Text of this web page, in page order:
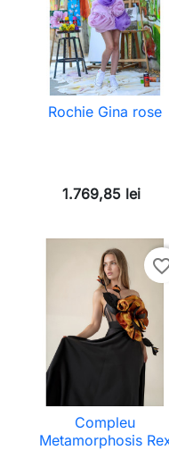
Rochie Gina rose
1.769,85 lei
Compleu
Metamorphosis